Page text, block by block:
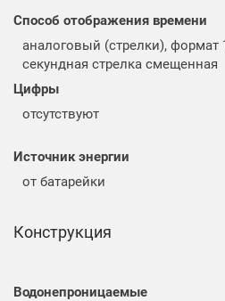
Способ отображения времени
аналоговый (стрелки), формат
секундная стрелка смещенная
Цифры
отсутствуют
Источник энергии
от батарейки
Конструкция
Водонепроницаемые